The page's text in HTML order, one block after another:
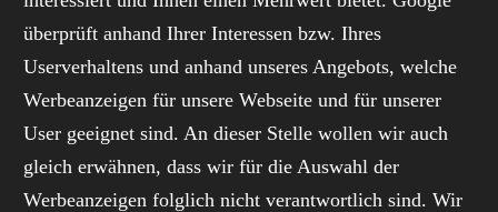
überprüft anhand Ihrer Interessen bzw. Ihres
Userverhaltens und anhand unseres Angebots, welche
Werbeanzeigen für unsere Webseite und für unserer
User geeignet sind. An dieser Stelle wollen wir auch
gleich erwähnen, dass wir für die Auswahl der
Werbeanzeigen folglich nicht verantwortlich sind. Wir